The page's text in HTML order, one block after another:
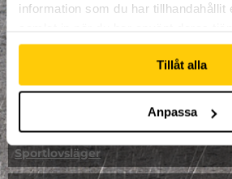
information som du har tillhandahållit
Tillåt alla
Anpassa
Påsk på Dome
Påsklovsläger
Skateboard
Sportlovsläger